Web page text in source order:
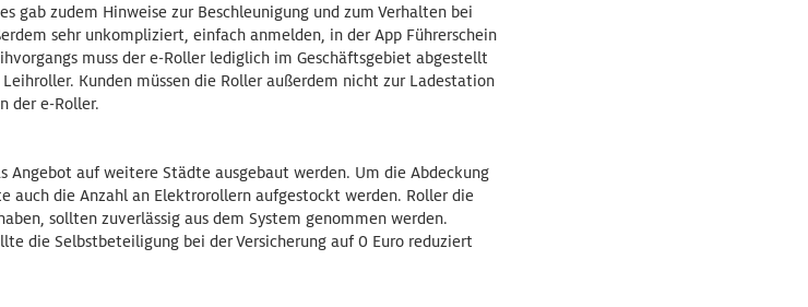
gab zudem Hinweise zur Beschleunigung und zum Verhalten bei
sehr unkompliziert, einfach anmelden, in der App Führerschein
muss der e-Roller lediglich im Geschäftsgebiet abgestellt
Kunden müssen die Roller außerdem nicht zur Ladestation
der e-Roller.
Angebot auf weitere Städte ausgebaut werden. Um die Abdeckung
auch die Anzahl an Elektrorollern aufgestockt werden. Roller die
sollten zuverlässig aus dem System genommen werden.
die Selbstbeteiligung bei der Versicherung auf 0 Euro reduziert